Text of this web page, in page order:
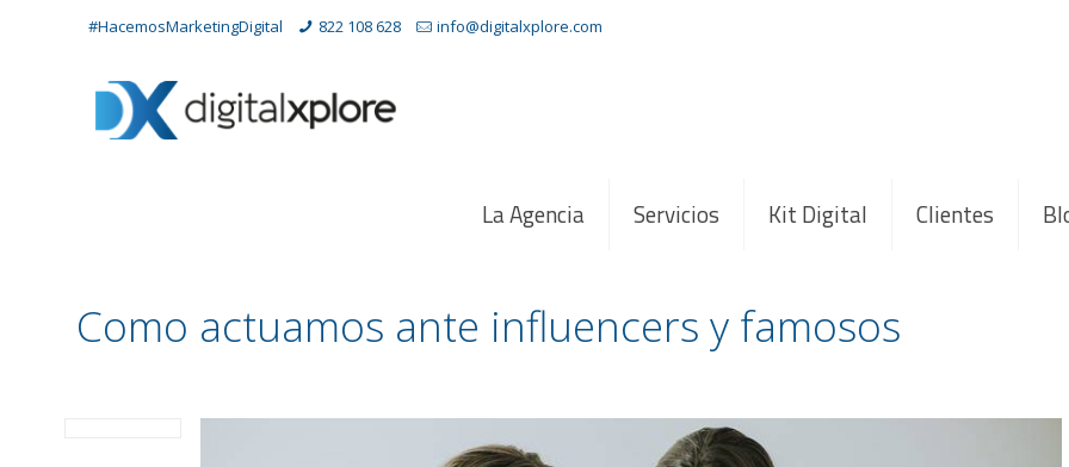
#HacemosMarketingDigital 822 108 628 info@digitalxplore.com
La Agencia Servicios Kit Digital Clientes
Como actuamos ante influencers y famosos